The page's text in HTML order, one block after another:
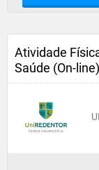
Atividade
Saúde (On-line)